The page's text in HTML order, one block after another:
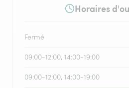
Horaires
Fermé
09:00-12:00, 14:00-19:00
09:00-12:00, 14:00-19:00